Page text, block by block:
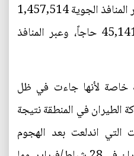
والبرية والبحرية، إذ وصل عبر المنافذ الجوية 1,457,514
حاجاً، وعبر المنافذ البرية 45,141 حاجاً، وعبر المنافذ
خاصة لأنها جاءت في ظل
الطيران في المنطقة نتيجة
التي اندلعت بعد الهجوم